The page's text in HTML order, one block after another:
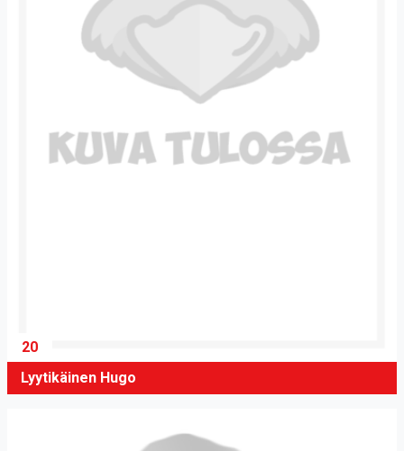
20
Lyytikäinen Hugo